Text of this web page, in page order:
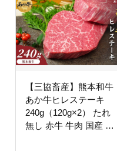
【三協畜産】熊本和牛
あか牛ヒレステーキ
240g（120g×2） たれ
無し 赤牛 牛肉 国産 お